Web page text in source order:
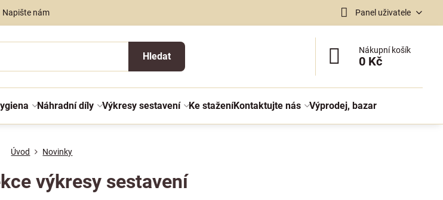
Napište nám Panel uživatele
Hledat
Nákupní košík
0 Kč
Náhradní díly Výkresy sestavení Ke staženíKontaktujte nás Výprodej, bazar
Úvod Novinky
výkresy sestavení